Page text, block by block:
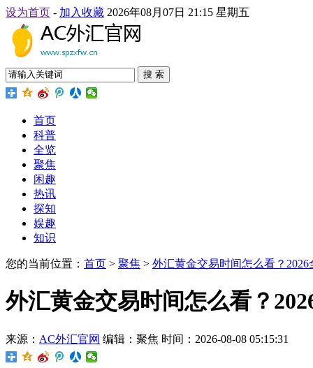
设为首页 - 加入收藏 2026年08月07日 21:15 星期五
搜 索
首页
科普
全览
聚焦
闲趣
热讯
探知
娱趣
知识
您的当前位置： 首页 > 聚焦 > 外汇黄金交易时间怎么看？
外汇黄金交易时间怎么看？
来源： AC外汇官网 编辑：聚焦 时间：2026-08-08 05:15:31